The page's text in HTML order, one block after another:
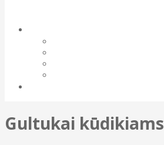
Gultukai kūdikiams